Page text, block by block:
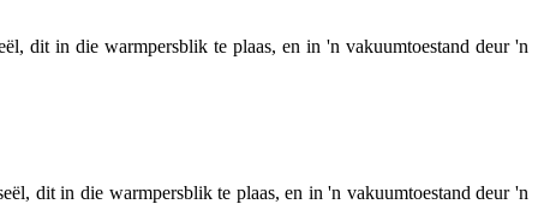
dit in die warmpersblik te plaas, en in 'n vakuumtoestand deur 'n
dit in die warmpersblik te plaas, en in 'n vakuumtoestand deur 'n